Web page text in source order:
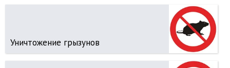
Уничтожение грызунов